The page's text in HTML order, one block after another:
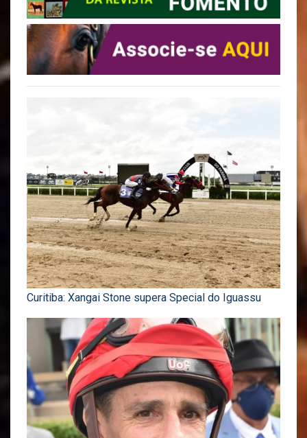
Curitiba: Xangai Stone supera Special do Iguassu